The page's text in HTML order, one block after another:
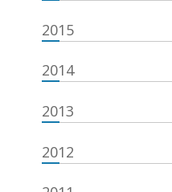
2015
2014
2013
2012